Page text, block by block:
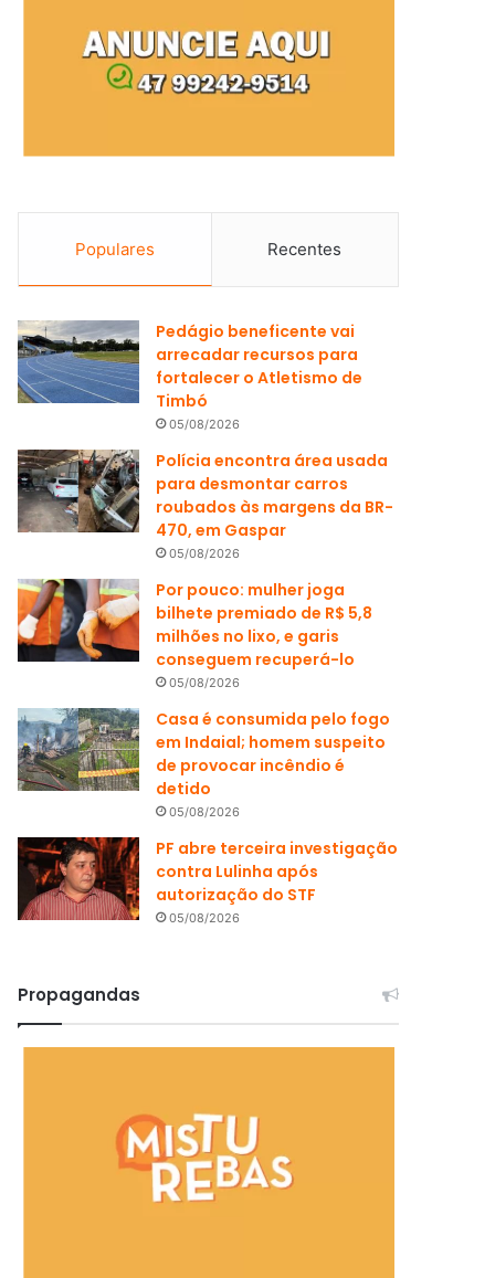
Populares Recentes
Pedágio beneficente vai
arrecadar recursos para
fortalecer o Atletismo de
Timbó
05/08/2026
Polícia encontra área usada
para desmontar carros
roubados às margens da BR-
470, em Gaspar
05/08/2026
Por pouco: mulher joga
bilhete premiado de R$ 5,8
milhões no lixo, e garis
conseguem recuperá-lo
05/08/2026
Casa é consumida pelo fogo
em Indaial; homem suspeito
de provocar incêndio é
detido
05/08/2026
PF abre terceira investigação
contra Lulinha após
autorização do STF
05/08/2026
Propagandas